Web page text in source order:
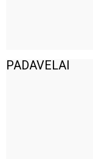
PADAVELAI